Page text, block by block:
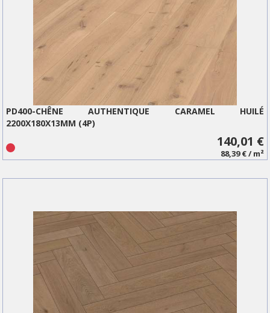
PD400-CHÊNE AUTHENTIQUE CARAMEL HUILÉ
2200X180X13MM (4P)
140,01 €
88,39 € / m²